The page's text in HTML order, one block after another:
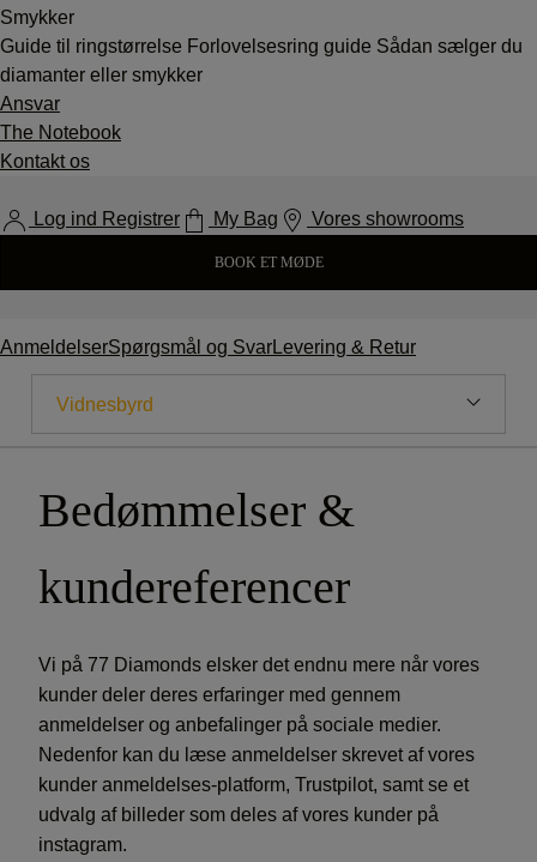
Smykker
Guide til ringstørrelse Forlovelsesring guide Sådan sælger du
diamanter eller smykker
Ansvar
The Notebook
Kontakt os
Log ind Registrer My Bag Vores showrooms
BOOK ET MØDE
AnmeldelserSpørgsmål og SvarLevering & Retur
Vores Historie
Vores Showrooms
Vidnesbyrd
Medie
Karriere
Bedømmelser &
kundereferencer
Vi på 77 Diamonds elsker det endnu mere når vores
kunder deler deres erfaringer med gennem
anmeldelser og anbefalinger på sociale medier.
Nedenfor kan du læse anmeldelser skrevet af vores
kunder anmeldelses-platform, Trustpilot, samt se et
udvalg af billeder som deles af vores kunder på
instagram.